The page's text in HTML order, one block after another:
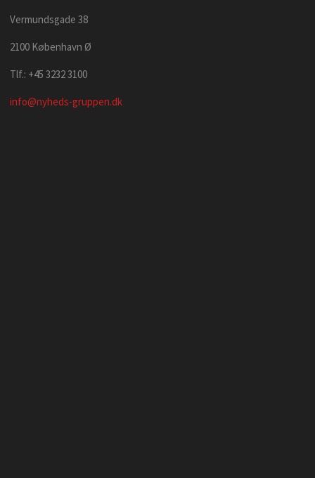
Vermundsgade 38
2100 København Ø
Tlf.: +45 3232 3100
info@nyheds-gruppen.dk